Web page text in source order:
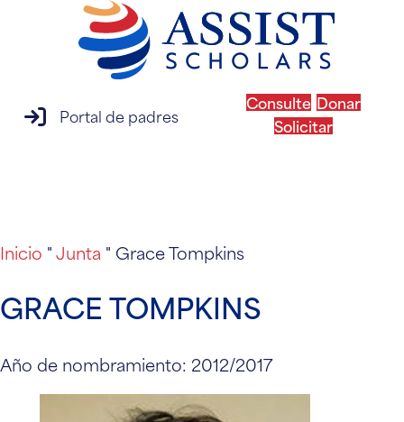
acceso al portal de padres
Portal de padres
Consulte Donar
Solicitar
Inicio "Junta " Grace Tompkins
GRACE TOMPKINS
Año de nombramiento: 2012/2017